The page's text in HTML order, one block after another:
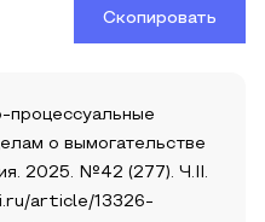
Скопировать
процессуальные
о вымогательстве
2025. №42 (277). Ч.II.
article/13326-